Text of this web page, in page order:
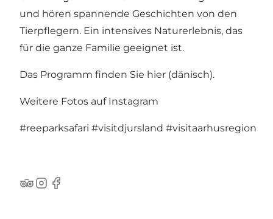
und hören spannende Geschichten von den
Tierpflegern. Ein intensives Naturerlebnis, das
für die ganze Familie geeignet ist.
Das Programm finden Sie hier (dänisch).
Weitere Fotos auf Instagram
#reeparksafari #visitdjursland #visitaarhusregion
TripAdvisor
Instagram
Facebook